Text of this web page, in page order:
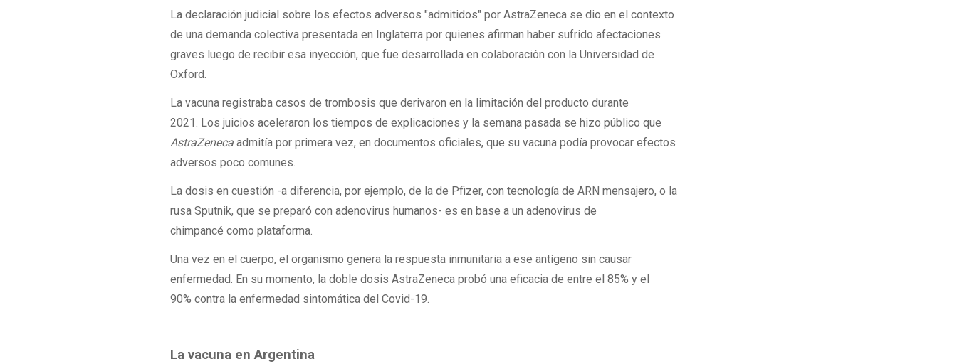
La declaración judicial sobre los efectos adversos "admitidos" por AstraZeneca se dio en el contexto
de una demanda colectiva presentada en Inglaterra por quienes afirman haber sufrido afectaciones
graves luego de recibir esa inyección, que fue desarrollada en colaboración con la Universidad de
Oxford.
La vacuna registraba casos de trombosis que derivaron en la limitación del producto durante
2021. Los juicios aceleraron los tiempos de explicaciones y la semana pasada se hizo público que
AstraZenecaadmitía por primera vez, en documentos oficiales, que su vacuna podía provocar efectos
adversos poco comunes.
La dosis en cuestión -a diferencia, por ejemplo, de la de Pfizer, con tecnología de ARN mensajero, o la
rusa Sputnik, que se preparó con adenovirus humanos- es en base a un adenovirus de
chimpancé como plataforma.
Una vez en el cuerpo, el organismo genera la respuesta inmunitaria a ese antígeno sin causar
enfermedad. En su momento, la doble dosis AstraZeneca probó una eficacia de entre el 85% y el
90% contra la enfermedad sintomática del Covid-19.
La vacuna en Argentina